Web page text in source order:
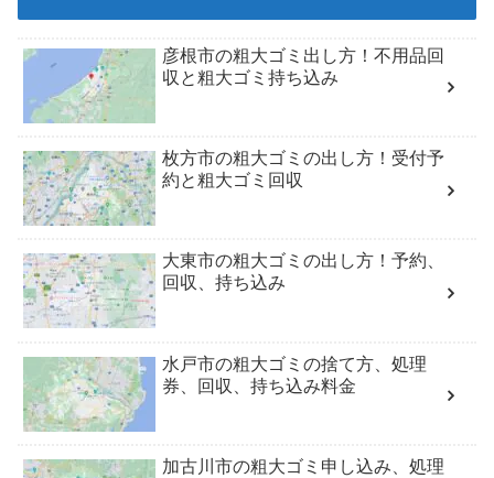
彦根市の粗大ゴミ出し方！不用品回
収と粗大ゴミ持ち込み
枚方市の粗大ゴミの出し方！受付予
約と粗大ゴミ回収
大東市の粗大ゴミの出し方！予約、
回収、持ち込み
水戸市の粗大ゴミの捨て方、処理
券、回収、持ち込み料金
加古川市の粗大ゴミ申し込み、処理